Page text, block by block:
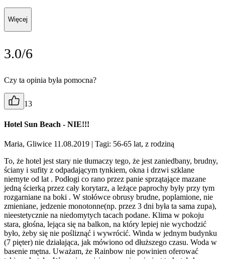
Więcej
3.0/6
Czy ta opinia była pomocna?
13
Hotel Sun Beach - NIE!!!
Maria, Gliwice 11.08.2019 | Tagi: 56-65 lat, z rodziną
To, że hotel jest stary nie tłumaczy tego, że jest zaniedbany, brudny,
ściany i sufity z odpadającym tynkiem, okna i drzwi szklane
niemyte od lat . Podłogi co rano przez panie sprzątające mazane
jedną ścierką przez cały korytarz, a leżące paprochy były przy tym
rozgarniane na boki . W stołówce obrusy brudne, poplamione, nie
zmieniane, jedzenie monotonne(np. przez 3 dni była ta sama zupa),
nieestetycznie na niedomytych tacach podane. Klima w pokoju
stara, głośna, lejąca się na balkon, na który lepiej nie wychodzić
było, żeby się nie pośliznąć i wywrócić. Winda w jednym budynku
(7 pięter) nie działająca, jak mówiono od dłuższego czasu. Woda w
basenie mętna. Uważam, że Rainbow nie powinien oferować